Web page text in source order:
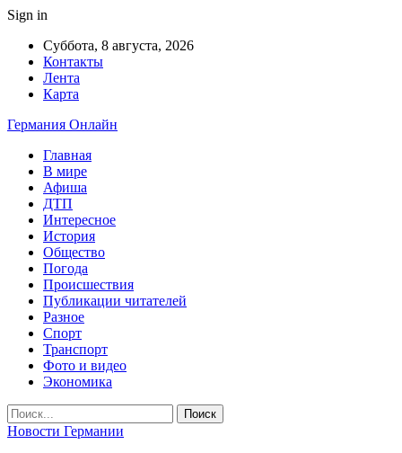
Sign in
Суббота, 8 августа, 2026
Контакты
Лента
Карта
Германия Онлайн
Главная
В мире
Афиша
ДТП
Интересное
История
Общество
Погода
Происшествия
Публикации читателей
Разное
Спорт
Транспорт
Фото и видео
Экономика
Новости Германии